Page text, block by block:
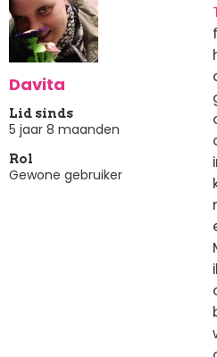
Davita
Lid sinds
5 jaar 8 maanden
Rol
Gewone gebruiker